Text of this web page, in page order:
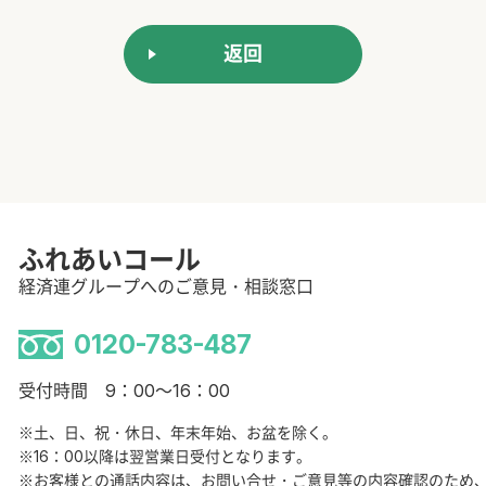
返回
ふれあいコール
経済連グループへのご意見・相談窓口
0120-783-487
受付時間 9：00～16：00
※土、日、祝・休日、年末年始、お盆を除く。
※16：00以降は翌営業日受付となります。
※お客様との通話内容は、お問い合せ・ご意見等の内容確認のため